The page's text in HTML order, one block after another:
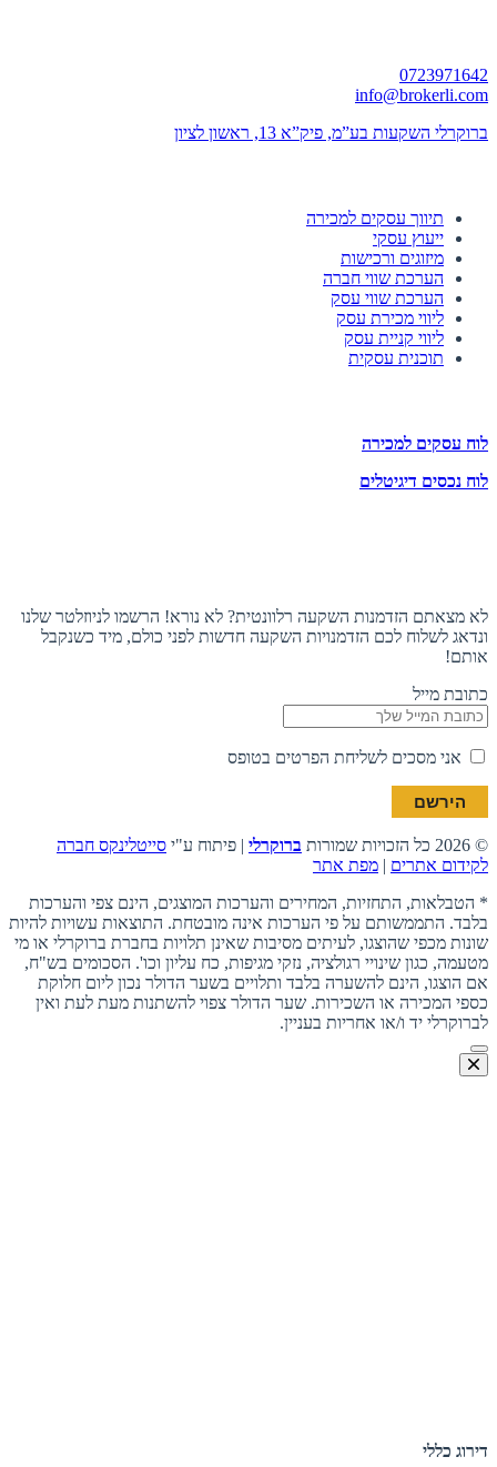
0723971642
info@brokerli.com
ברוקרלי השקעות בע”מ, פיק”א 13, ראשון לציון
תיווך עסקים למכירה
ייעוץ עסקי
מיזוגים ורכישות
הערכת שווי חברה
הערכת שווי עסק
ליווי מכירת עסק
ליווי קניית עסק
תוכנית עסקית
לוח עסקים למכירה
לוח נכסים דיגיטלים
לא מצאתם הזדמנות השקעה רלוונטית? לא נורא! הרשמו לניוזלטר שלנו
ונדאג לשלוח לכם הזדמנויות השקעה חדשות לפני כולם, מיד כשנקבל
אותם!
כתובת מייל
אני מסכים לשליחת הפרטים בטופס
© 2026 כל הזכויות שמורות ברוקרלי | פיתוח ע"י סייטלינקס חברה
לקידום אתרים | מפת אתר
* הטבלאות, התחזיות, המחירים והערכות המוצגים, הינם צפי והערכות
בלבד. התממשותם על פי הערכות אינה מובטחת. התוצאות עשויות להיות
שונות מכפי שהוצגו, לעיתים מסיבות שאינן תלויות בחברת ברוקרלי או מי
מטעמה, כגון שינויי רגולציה, נזקי מגיפות, כח עליון וכו'. הסכומים בש"ח,
אם הוצגו, הינם להשערה בלבד ותלויים בשער הדולר נכון ליום חלוקת
כספי המכירה או השכירות. שער הדולר צפוי להשתנות מעת לעת ואין
לברוקרלי יד ו/או אחריות בעניין.
דירוג כללי